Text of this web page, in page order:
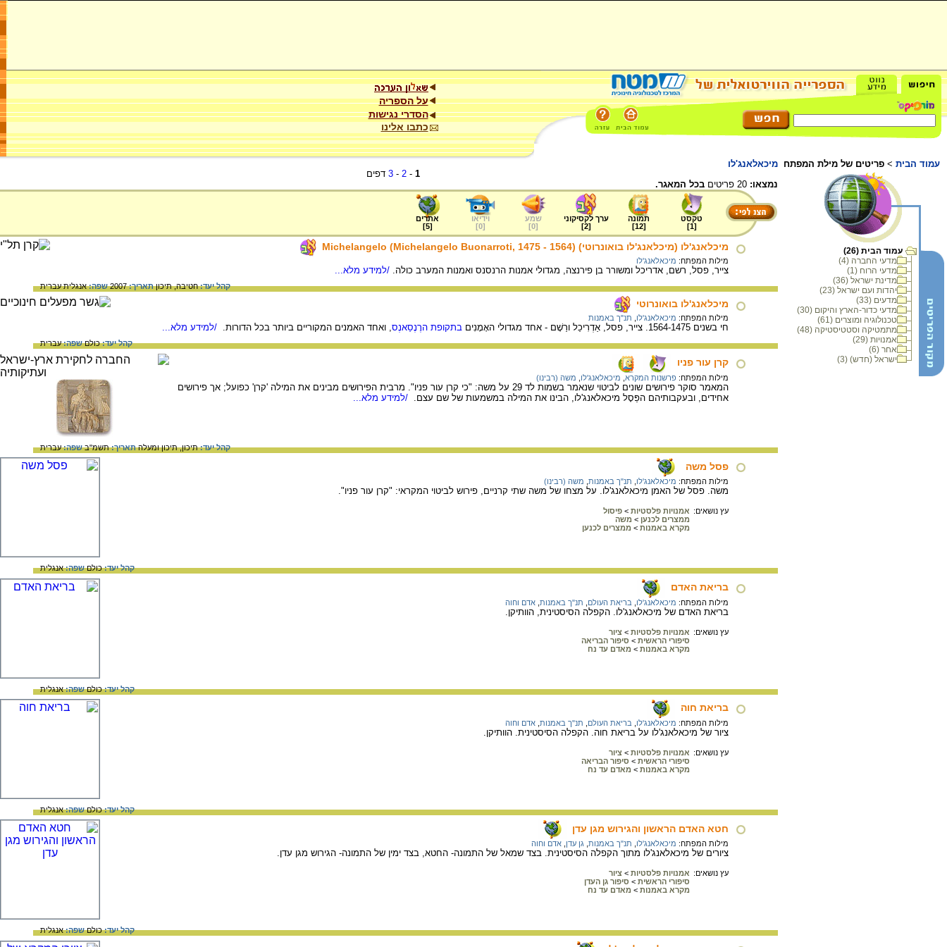
על הספריה
הסדרי נגישות
כתבו אלינו
עמוד הבית > פריטים של מילת המפתח מיכאלאנג'לו
עמוד הבית (26)
מדעי החברה (4)
מדעי הרוח (1)
מדינת ישראל (36)
יהדות ועם ישראל (23)
מדעים (33)
מדעי כדור-הארץ והיקום (30)
טכנולוגיה ומוצרים (61)
מתמטיקה וסטטיסטיקה (48)
אמנויות (29)
אחר (6)
ישראל (חדש) (3)
1
-
2
-
3 דפים
נמצאו:
בכל המאגר.
טקסט
[
1
]
תמונה
[
12
]
ערך לקסיקוני
[
2
]
שמע
[
0
]
וידיאו
[
0
]
אתרים
[
5
]
מיכלאנג'לו (מיכלאנג'לו בואונרוטי) (Michelangelo (Michelangelo Buonarroti, 1475 - 1564
מילות המפתח: מיכאלאנג'לו
צייר, פסל, רשם, אדריכל ומשורר בן פירנצה, מגדולי אמנות הרנסנס ואמנות המערב כולה. /למידע מלא...
קהל יעד:חטיבה,תיכוןתאריך:2007 שפה:אנגלית עברית
מיכלאנג'לו בואונרוטי
מילות המפתח: מיכאלאנג'לו תנ"ך באמנות
חי בשנים 1564-1475. צייר, פסל, אַדְרִיכַל ורַשָׁם - אחד מגדולי האָמָנִים בתקופת הרֶנֶסַאנְס, ואחד האמנים המקוריים ביותר בכל הדורות. /למידע מלא...
קהל יעד:כולםשפה:עברית
קרן עור פניו
מילות המפתח: פרשנות המקרא מיכאלאנג'לו משה (רבינו)
המאמר סוקר פירושים שונים לביטוי שנאמר בשמות לד 29 על משה: "כי קרן עור פניו". מרבית הפירושים מבינים את המילה 'קרן' כפועל; אך פירושים
אחידים, ובעקבותיהם הפַּסָל מיכאלאנג'לו, הבינו את המילה במשמעות של שם עצם.
/למידע מלא...
קהל יעד:תיכון,תיכון ומעלהתאריך:תשמ"בשפה:עברית
פסל משה
מילות המפתח: מיכאלאנג'לו תנ"ך באמנות משה (רבינו)
משה. פסל של האמן מיכאלאנג'לו. על מצחו של משה שתי קרניים, פירוש לביטוי המקראי: "קרן עור פניו".
עץ נושאים: אמנויות פלסטיות > פיסול
ממצרים לכנען > משה
מקרא באמנות > ממצרים לכנען
קהל יעד:כולםשפה:אנגלית
בריאת האדם
מילות המפתח: מיכאלאנג'לו בריאת העולם תנ"ך באמנות אדם וחוה
בריאת האדם של מיכאלאנג'לו. הקפלה הסיסטינית, הוותיקן.
עץ נושאים: אמנויות פלסטיות > ציור
סיפורי הראשית > סיפור הבריאה
מקרא באמנות > מאדם עד נח
קהל יעד:כולםשפה:אנגלית
בריאת חוה
מילות המפתח: מיכאלאנג'לו בריאת העולם תנ"ך באמנות אדם וחוה
ציור של מיכאלאנג'לו על בריאת חוה. הקפלה הסיסטינית. הוותיקן.
עץ נושאים: אמנויות פלסטיות > ציור
סיפורי הראשית > סיפור הבריאה
מקרא באמנות > מאדם עד נח
קהל יעד:כולםשפה:אנגלית
חטא האדם הראשון והגירוש מגן עדן
מילות המפתח: מיכאלאנג'לו תנ"ך באמנות גן עדן אדם וחוה
ציורים של מיכאלאנג'לו מתוך הקפלה הסיסטינית. בצד שמאל של התמונה- החטא, בצד ימין של התמונה- הגירוש מגן עדן.
עץ נושאים: אמנויות פלסטיות > ציור
סיפורי הראשית > סיפור גן העדן
מקרא באמנות > מאדם עד נח
קהל יעד:כולםשפה:אנגלית